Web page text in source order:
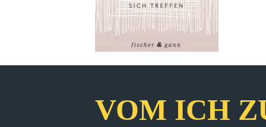
VOM ICH